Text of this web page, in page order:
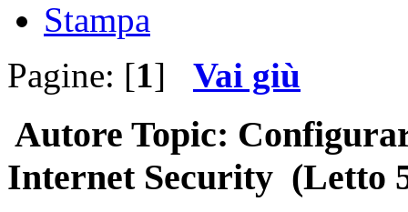
Stampa
Pagine: [1] Vai giù
Autore Topic:
Internet Security (Letto